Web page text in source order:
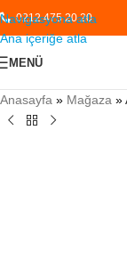
Navigasyona atla
Ana içeriğe atla
0212 475 20 20
MENÜ
Anasayfa » Mağaza »